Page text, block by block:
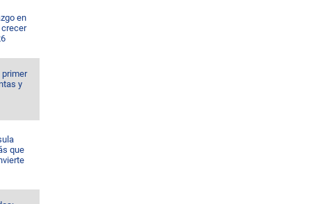
en
crecer
primer
y
que